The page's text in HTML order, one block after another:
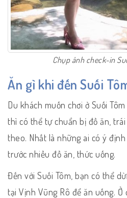
Chụp ảnh check-in
Ăn gì khi đến Suối
Du khách muốn chơi ở Suối
thì có thể tự chuẩn bị đồ ăn,
theo. Nhất là những ai có ý
trước nhiều đồ ăn, thức uống.
Đến với Suối Tôm, bạn có thể
tại Vịnh Vũng Rô để ăn uống.